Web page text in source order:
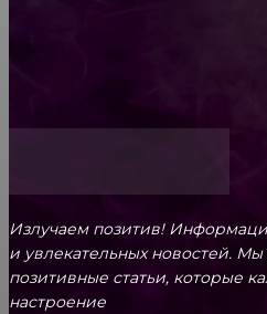
Излучаем позитив!
и увлекательных новоcтей. Мы
позитивные статьи, которые
настроение